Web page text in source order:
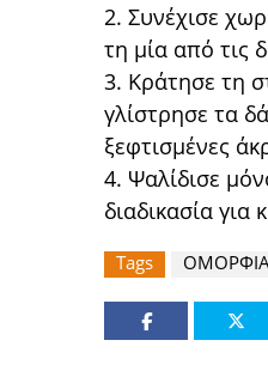
2. Συνέχισε
τη μία από τις
3. Κράτησε τη
γλίστρησε τα
ξεφτισμένες
4. Ψαλίδισε
διαδικασία
Tags